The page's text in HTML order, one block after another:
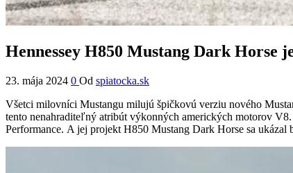
Hennessey H850 Mustang Dark Horse
23. mája 2024 0 Od spiatocka.sk
Všetci milovníci Mustangu milujú špičkovú verziu nového
tento nenahraditeľný atribút výkonných amerických motorov
Performance. A jej projekt H850 Mustang Dark Horse sa ukázal